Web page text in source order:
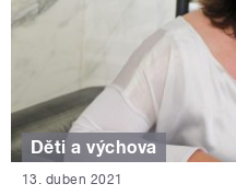
Děti a výchova
13. duben 2021